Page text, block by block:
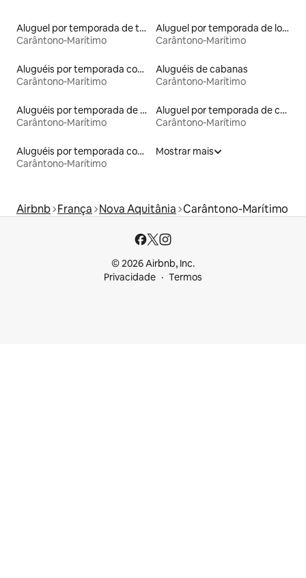
Aluguel por temporada de tendas
Carântono-Marítimo
Aluguel por temporada de lofts
Carântono-Marítimo
Aluguéis por temporada com café da manhã
Carântono-Marítimo
Aluguéis de cabanas
Carântono-Marítimo
Aluguéis por temporada de celeiros
Carântono-Marítimo
Aluguel por temporada de casas de hóspedes
Carântono-Marítimo
Aluguéis por temporada com acesso à praia
Carântono-Marítimo
Mostrar mais
Airbnb França Nova Aquitânia Carântono-Marítimo
© 2026 Airbnb, Inc.
Privacidade
Termos